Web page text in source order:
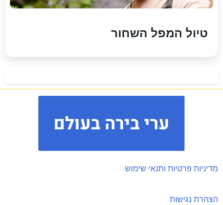
טיול המפל השחור
מדיניות פרטיות ותנאי שימוש
הצהרת נגישות